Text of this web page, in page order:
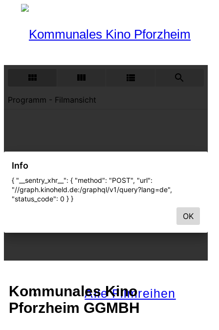
Programm
Nächster Monat
Alle Filmreihen
Kommunales Kino
Pforzheim GGMBH